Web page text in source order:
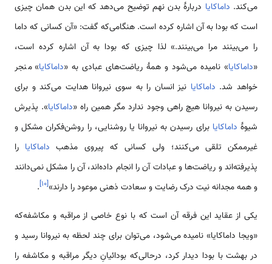
می‌کند. داماکایا دربارهٔ بدن نهم توضیح می‌دهد که این بدن همان چیزی
است که بودا به آن اشاره کرده است. هنگامی‌که گفت: «آن کسانی که داما
را می‌بینند مرا می‌بینند.» لذا چیزی که بودا به آن اشاره کرده است،
«داماکایا» نامیده می‌شود و همهٔ ریاضت‌های عبادی به «داماکایا» منجر
خواهد شد. داماکایا نیز انسان را به سوی نیروانا هدایت می‌کند و برای
رسیدن به نیروانا هیچ راهی وجود ندارد مگر همین راه «داماکایا». پذیرش
شیوهٔ داماکایا برای رسیدن به نیروانا یا روشنایی، را روشن‌فکران مشکل و
غیرممکن تلقی می‌کنند؛ ولی کسانی که پیروی مذهب داماکایا را
پذیرفته‌اند و ریاضت‌ها و عبادات آن را انجام داده‌اند، آن را مشکل نمی‌دانند
و همه مجدانه نیت درک رضایت و سعادت ذهنی موعود را دارند»[۱۰]
.
یکی از عقاید این فرقه آن است که با نوع خاصی از مراقبه و مکاشفه‌که
«ویجا داماکایا» نامیده می‌شود، می‌توان برای چند لحظه به نیروانا رسید و
در بهشت با بودا دیدار کرد، درحالی‌که بودائیانِ دیگر مراقبه و مکاشفه را